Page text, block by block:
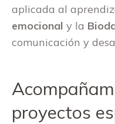
aplicada al
emocional y la
comunicación y
proyectos